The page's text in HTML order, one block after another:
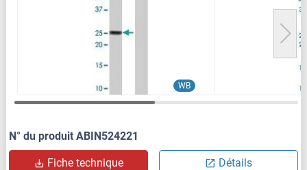
WB
N° du produit ABIN524221
Fiche technique Détails